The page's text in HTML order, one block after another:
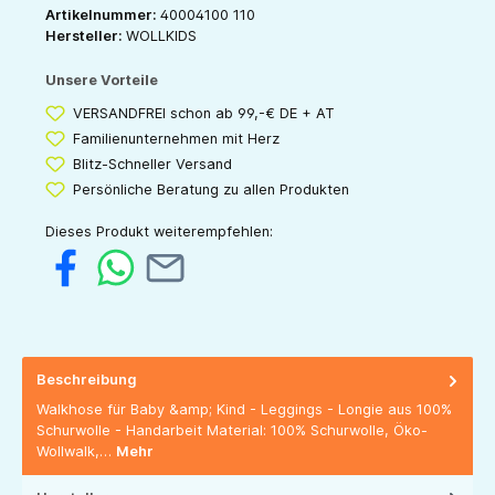
Artikelnummer: 40004100 110
Hersteller: WOLLKIDS
Unsere Vorteile
VERSANDFREI schon ab 99,-€ DE + AT
Familienunternehmen mit Herz
Blitz-Schneller Versand
Persönliche Beratung zu allen Produkten
Dieses Produkt weiterempfehlen:
Beschreibung
Walkhose für Baby &amp; Kind - Leggings - Longie aus 100%
Schurwolle - Handarbeit Material: 100% Schurwolle, Öko-
Wollwalk,… Mehr